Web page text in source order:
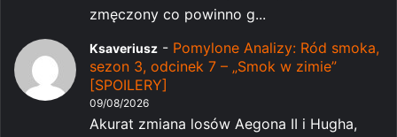
zmęczony co powinno g...
Ksaveriusz - Pomylone Analizy: Ród smoka,
sezon 3, odcinek 7 – „Smok w zimie”
[SPOILERY]
09/08/2026
Akurat zmiana losów Aegona II i Hugha,